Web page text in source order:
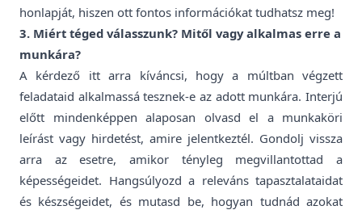
honlapját, hiszen ott fontos információkat tudhatsz meg!
3. Miért téged válasszunk? Mitől vagy alkalmas erre a
munkára?
A kérdező itt arra kíváncsi, hogy a múltban végzett
feladataid alkalmassá tesznek-e az adott munkára. Interjú
előtt mindenképpen alaposan olvasd el a munkaköri
leírást vagy hirdetést, amire jelentkeztél. Gondolj vissza
arra az esetre, amikor tényleg megvillantottad a
képességeidet. Hangsúlyozd a releváns tapasztalataidat
és készségeidet, és mutasd be, hogyan tudnád azokat